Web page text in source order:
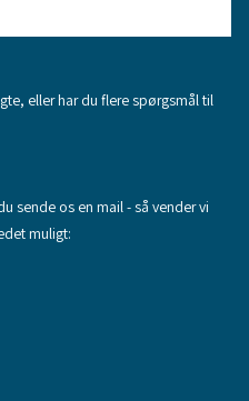
eller har du flere spørgsmål til
sende os en mail - så vender vi
muligt: